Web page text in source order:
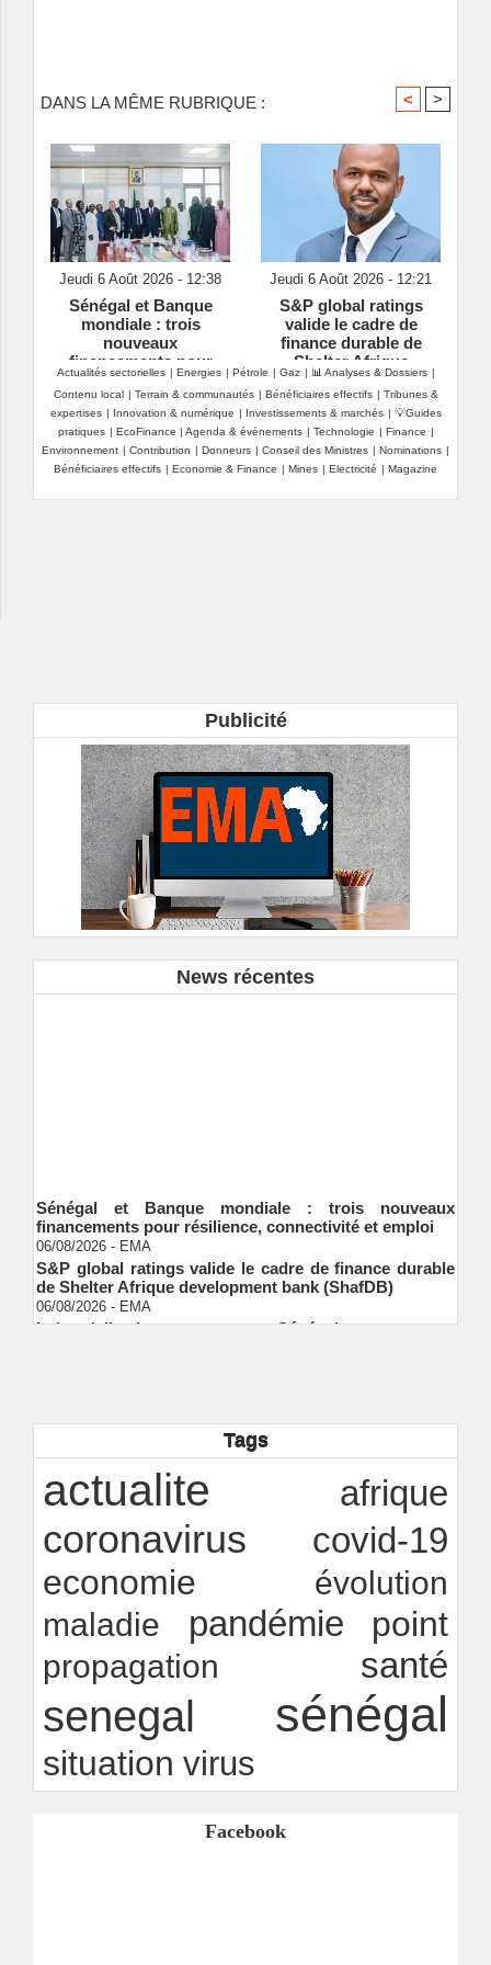
DANS LA MÊME RUBRIQUE : < >
Jeudi 6 Août 2026 - 12:38
Sénégal et Banque
mondiale : trois
nouveaux
financements pour
résilience, connectivité
et emploi
Jeudi 6 Août 2026 - 12:21
S&P global ratings
valide le cadre de
finance durable de
Shelter Afrique
development bank
(ShafDB)
Actualités sectorielles | Energies | Pétrole | Gaz | 📊 Analyses & Dossiers |
Contenu local | Terrain & communautés | Bénéficiaires effectifs | Tribunes &
expertises | Innovation & numérique | Investissements & marchés | 💡Guides
pratiques | EcoFinance | Agenda & événements | Technologie | Finance |
Environnement | Contribution | Donneurs | Conseil des Ministres | Nominations |
Bénéficiaires effectifs | Economie & Finance | Mines | Electricité | Magazine
Publicité
News récentes
Sénégal et Banque mondiale : trois nouveaux
financements pour résilience, connectivité et emploi
06/08/2026 -EMA
S&P global ratings valide le cadre de finance durable
de Shelter Afrique development bank (ShafDB)
06/08/2026 -EMA
Industrialisation verte au Sénégal : comment
Ndakhté M. GAYE
Rapport Bceao 2025 : résilience, transition et
innovation
24/07/2026 -Ndakhté M. GAYE
Tags
actualite afrique
coronavirus covid-19
economie
évolution
maladie
pandémie point
propagation santé
senegal sénégal
situation virus
Facebook